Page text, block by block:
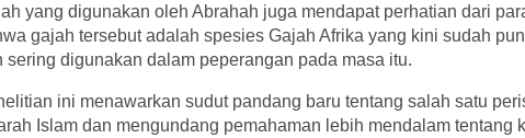
yang digunakan oleh Abrahah juga mendapat perhatian dari
gajah tersebut adalah spesies Gajah Afrika yang kini sudah
sering digunakan dalam peperangan pada masa itu.
ini menawarkan sudut pandang baru tentang salah satu
Islam dan mengundang pemahaman lebih mendalam tentang